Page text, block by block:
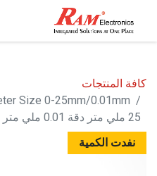
كافة المنتجات
25 ملي متر دقة 0.01 ملي متر
نفدت الكمية